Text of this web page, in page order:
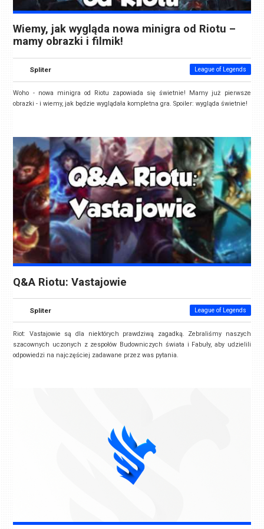
Wiemy, jak wygląda nowa minigra od Riotu –
mamy obrazki i filmik!
Spliter League of Legends
Woho - nowa minigra od Riotu zapowiada się świetnie! Mamy już pierwsze
obrazki - i wiemy, jak będzie wyglądała kompletna gra. Spoiler: wygląda świetnie!
Q&A Riotu: Vastajowie
Spliter League of Legends
Riot: Vastajowie są dla niektórych prawdziwą zagadką. Zebraliśmy naszych
szacownych uczonych z zespołów Budowniczych świata i Fabuły, aby udzielili
odpowiedzi na najczęściej zadawane przez was pytania.